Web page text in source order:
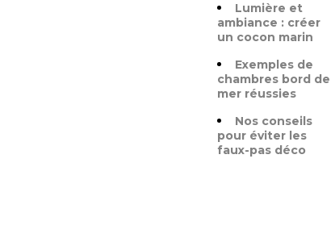
Lumière et
ambiance : créer
un cocon marin
Exemples de
chambres bord de
mer réussies
Nos conseils
pour éviter les
faux-pas déco